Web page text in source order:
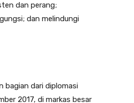
dan perang;
dan melindungi
bagian dari diplomasi
2017, di markas besar